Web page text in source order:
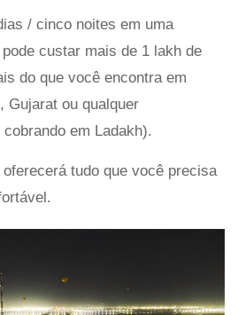
/ cinco noites em uma
custar mais de 1 lakh de
do que você encontra em
Gujarat ou qualquer
em Ladakh).
tudo que você precisa